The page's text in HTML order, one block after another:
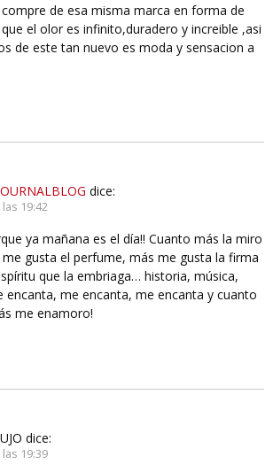
de esa misma marca en forma de
el olor es infinito,duradero y increible ,asi
de este tan nuevo es moda y sensacion a
dice:
19:42
ya mañana es el día!! Cuanto más la miro
gusta el perfume, más me gusta la firma
que la embriaga… historia, música,
me encanta, me encanta y cuanto
me enamoro!
dice:
19:39